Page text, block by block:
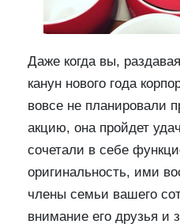
Даже когда вы,
канун нового года
вовсе не планировали
акцию, она пройдет
сочетали в себе
оригинальность, ими
члены семьи вашего
внимание его друзья и